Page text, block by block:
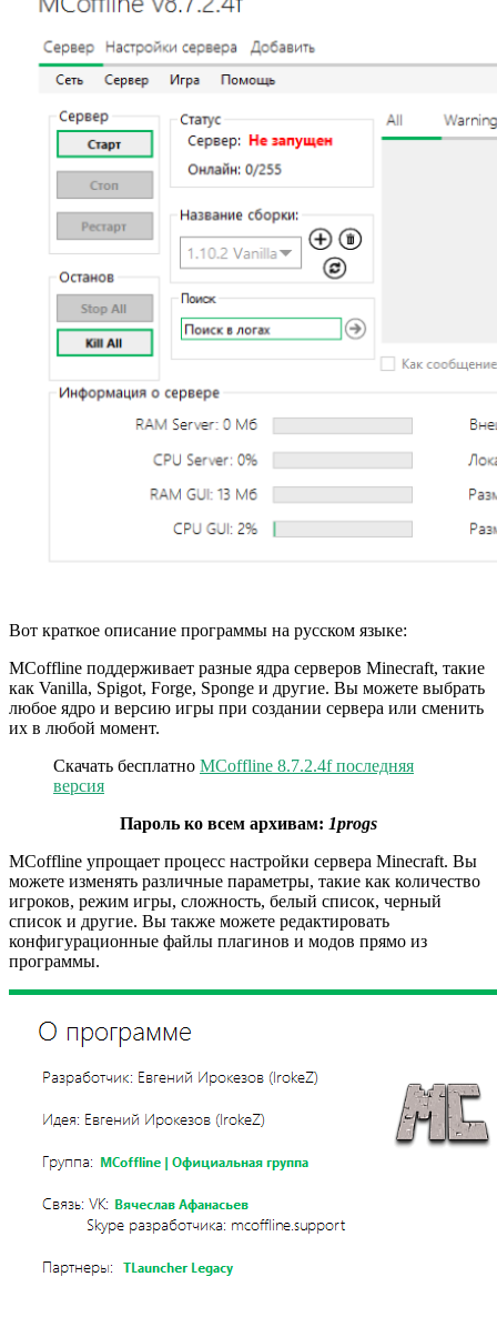
Вот краткое описание программы на русском языке:
MCoffline поддерживает разные ядра серверов Minecraft, такие
как Vanilla, Spigot, Forge, Sponge и другие. Вы можете выбрать
любое ядро и версию игры при создании сервера или сменить
их в любой момент.
Скачать бесплатно MCoffline 8.7.2.4f последняя
версия
Пароль ко всем архивам: 1progs
MCoffline упрощает процесс настройки сервера Minecraft. Вы
можете изменять различные параметры, такие как количество
игроков, режим игры, сложность, белый список, черный
список и другие. Вы также можете редактировать
конфигурационные файлы плагинов и модов прямо из
программы.